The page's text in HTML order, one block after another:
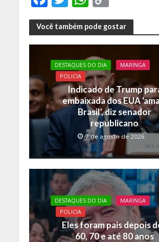
ac
e
b
o
o
k
w
itt
er
h
at
s
A
p
p
o
p
y
Li
n
k
Você também pode gostar
DESTAQUES DO DIA
MARINGA
POLICIA
Indicado de Trump
embaixada dos EUA
Brasil’, diz senador
republicano
7 de agosto de 2026
DESTAQUES DO DIA
MARINGA
POLICIA
Eles foram pais depois
60, 70 e até 80 anos